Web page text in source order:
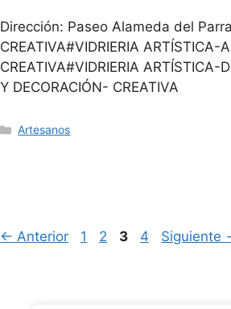
Dirección: Paseo Alameda del
CREATIVA#VIDRIERIA ARTÍSTICA-
CREATIVA#VIDRIERIA ARTÍSTICA-
Y DECORACIÓN- CREATIVA
Artesanos
← Anterior 1 2 3 4 Siguiente